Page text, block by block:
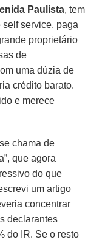
Paulista, tem
service, paga
proprietário
de
uma dúzia de
crédito barato.
e merece
chama de
que agora
do que
um artigo
concentrar
declarantes
do IR. Se o resto